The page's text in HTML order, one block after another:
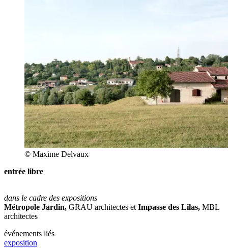
© Maxime Delvaux
entrée libre
dans le cadre des expositions
Métropole Jardin, GRAU architectes et Impasse des Lilas, MBL
architectes
événements liés
exposition